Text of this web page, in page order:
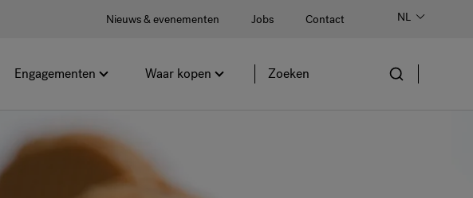
Nieuws & evenementen Jobs Contact NL
Engagementen Waar kopen
Site